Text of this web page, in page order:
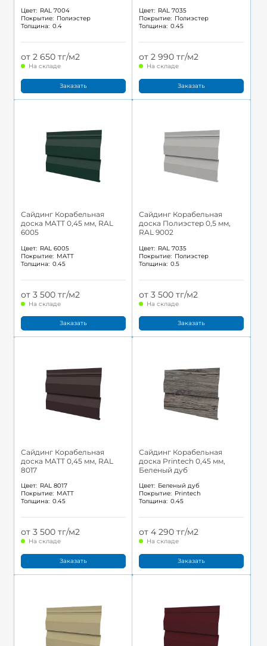
Цвет: RAL 7004
Покрытие: Полиэстер
Толщина: 0.4
от 2 650 тг/м2
На складе
Заказать
Цвет: RAL 7035
Покрытие: Полиэстер
Толщина: 0.45
от 2 990 тг/м2
На складе
Заказать
Сайдинг Корабельная
доска MATT 0,45 мм, RAL
6005
Цвет: RAL 6005
Покрытие: MATT
Толщина: 0.45
от 3 500 тг/м2
На складе
Заказать
Сайдинг Корабельная
доска Полиэстер 0,5 мм,
RAL 9002
Цвет: RAL 7035
Покрытие: Полиэстер
Толщина: 0.5
от 3 500 тг/м2
На складе
Заказать
Сайдинг Корабельная
доска MATT 0,45 мм, RAL
8017
Цвет: RAL 8017
Покрытие: MATT
Толщина: 0.45
от 3 500 тг/м2
На складе
Заказать
Сайдинг Корабельная
доска Printech 0,45 мм,
Беленый дуб
Цвет: Беленый дуб
Покрытие: Printech
Толщина: 0.45
от 4 290 тг/м2
На складе
Заказать